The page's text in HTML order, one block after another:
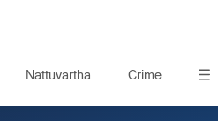
Nattuvartha Crime